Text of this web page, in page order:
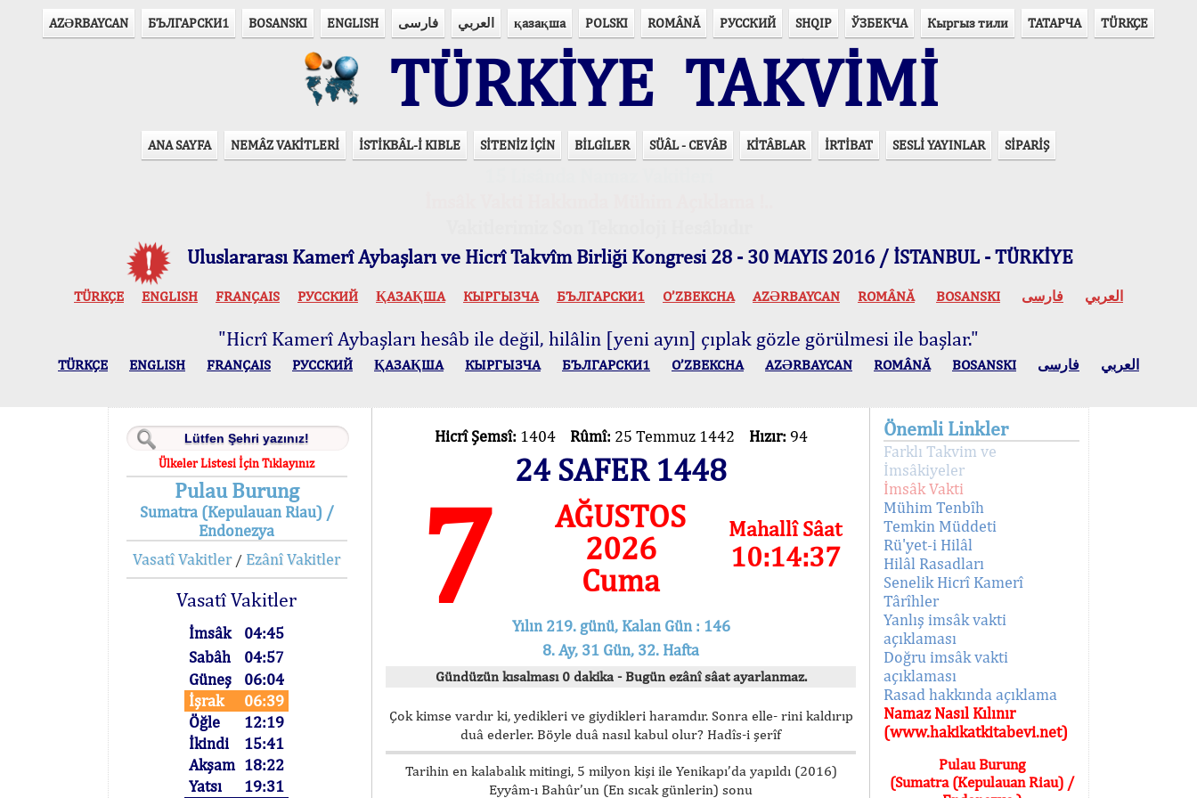
AZӘRBAYCAN БЪЛГАРСКИ1 BOSANSKI ENGLISH فارسی العربي қазақша POLSKI ROMÂNĂ РУССКИЙ SHQIP ЎЗБЕКЧА Кыргыз тили ТАТАРЧА TÜRKÇE
TÜRKİYE TAKVİMİ
ANA SAYFA NEMÂZ VAKİTLERİ İSTİKBÂL-İ KIBLE SİTENİZ İÇİN BİLGİLER SÜÂL - CEVÂB KİTÂBLAR İRTİBAT SESLİ YAYINLAR SİPARİŞ
Uluslararası Kamerî Aybaşları ve Hicrî Takvîm Birliği Kongresi 28 - 30 MAYIS 2016 / İSTANBUL - TÜRKİYE
TÜRKÇE ENGLISH FRANÇAIS РУССКИЙ ҚАЗАҚША КЫPГЫЗЧA БЪЛГАРСКИ1 O’ZBEKCHA AZӘRBAYCAN ROMÂNĂ BOSANSKI العربي فارسی
"Hicrî Kamerî Aybaşları hesâb ile değil, hilâlin [yeni ayın] çıplak gözle görülmesi ile başlar."
TÜRKÇE ENGLISH FRANÇAIS РУССКИЙ ҚАЗАҚША КЫPГЫЗЧA БЪЛГАРСКИ1 O’ZBEKCHA AZӘRBAYCAN ROMÂNĂ BOSANSKI العربي فارسی
Ülkeler Listesi İçin Tıklayınız
Pulau Burung
Sumatra (Kepulauan Riau) /
Endonezya
Vasatî Vakitler/ Ezânî Vakitler
Vasatî Vakitler
İmsâk
04:45
Sabâh
04:57
Güneş
06:04
İşrak
06:39
Öğle
12:19
İkindi
15:41
Akşam 18:22
Yatsı
19:31
Hicrî Şemsî: 1404 Rûmî: 25 Temmuz 1442 Hızır: 94
24 SAFER 1448
7
AĞUSTOS
2026
Cuma
Mahallî Sâat
10:14:37
Yılın 219. günü, Kalan Gün : 146
8. Ay, 31 Gün, 32. Hafta
Gündüzün kısalması 0 dakika - Bugün ezânî sâat ayarlanmaz.
Çok kimse vardır ki, yedikleri ve giydikleri haramdır. Sonra elle- rini kaldırıp
duâ ederler. Böyle duâ nasıl kabul olur? Hadîs-i şerîf
Tarihin en kalabalık mitingi, 5 milyon kişi ile Yenikapı’da yapıldı (2016)
Eyyâm-ı Bahûr’un (En sıcak günlerin) sonu
Önemli Linkler
Farklı Takvim ve
İmsâkiyeler
İmsâk Vakti
Mühim Tenbîh
Temkin Müddeti
Rü'yet-i Hilâl
Hilâl Rasadları
Senelik Hicrî Kamerî
Târîhler
Yanlış imsâk vakti
açıklaması
Doğru imsâk vakti
açıklaması
Rasad hakkında açıklama
Namaz Nasıl Kılınır
(www.hakikatkitabevi.net)
Pulau Burung
(Sumatra (Kepulauan Riau) /